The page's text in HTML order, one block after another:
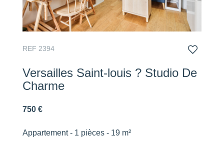
REF 2394
Versailles Saint-louis ? Studio De
Charme
750 €
Appartement - 1 pièces - 19 m²